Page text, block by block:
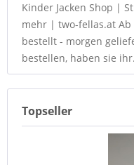
Kinder Jacken Shop |
mehr | two-fellas.at Ab
bestellt - morgen
bestellen, haben sie
Topseller